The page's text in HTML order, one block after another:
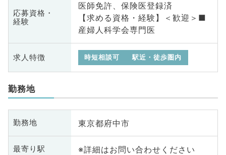
応募資格・
経験
医師免許、保険医登録済
【求める資格・経験】＜歓迎＞■
産婦人科学会専門医
求人特徴 時短相談可 駅近・徒歩圏内
勤務地
勤務地 東京都府中市
最寄り駅 ※詳細はお問い合わせください